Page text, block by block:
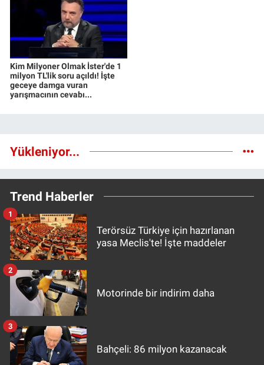
Kim Milyoner Olmak İster'de 1
milyon TL'lik soru açıldı! İşte
geceye damga vuran
yarışmacının cevabı...
Yükleniyor...
Trend Haberler
Terörsüz Türkiye için hazırlanan
yasa Meclis'te! İşte maddeler
1
Motorinde bir indirim daha
2
Bahçeli: 86 milyon kazanacak
3